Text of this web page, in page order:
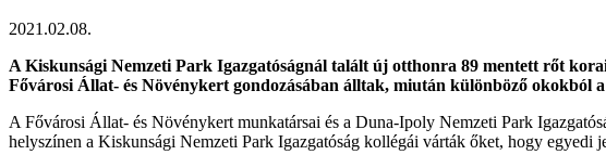
2021.02.08.
A Kiskunsági Nemzeti Park Igazgatóságnál talált új otthonra 89 mentett rőt
Fővárosi Állat- és Növénykert gondozásában álltak, miután különböző okokból
A Fővárosi Állat- és Növénykert munkatársai és a Duna-Ipoly Nemzeti Park
helyszínen a Kiskunsági Nemzeti Park Igazgatóság kollégái várták őket, hogy egyedi